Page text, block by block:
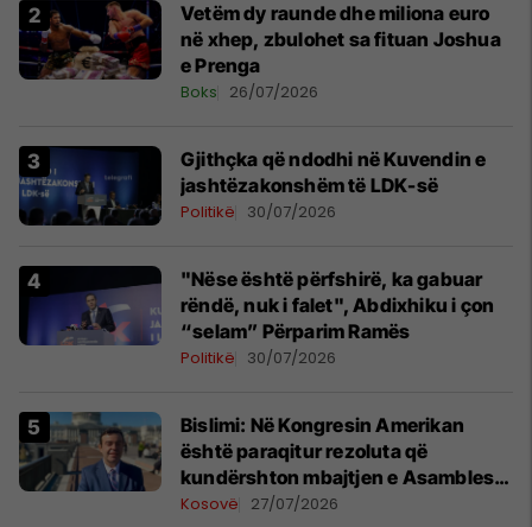
Vetëm dy raunde dhe miliona euro
në xhep, zbulohet sa fituan Joshua
e Prenga
Boks 26/07/2026
Gjithçka që ndodhi në Kuvendin e
jashtëzakonshëm të LDK-së
Politikë 30/07/2026
"Nëse është përfshirë, ka gabuar
rëndë, nuk i falet", Abdixhiku i çon
“selam” Përparim Ramës
Politikë 30/07/2026
Bislimi: Në Kongresin Amerikan
është paraqitur rezoluta që
kundërshton mbajtjen e Asamblesë
Parlamentare të OSBE-së në
Kosovë 27/07/2026